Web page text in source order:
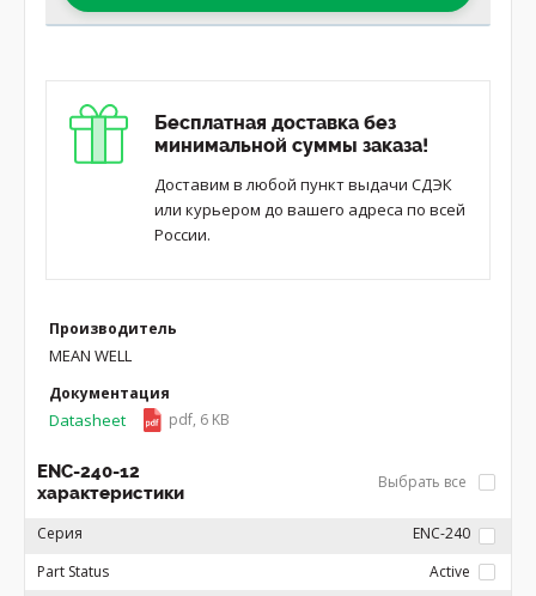
Бесплатная доставка без
минимальной суммы заказа!
Доставим в любой пункт выдачи СДЭК
или курьером до вашего адреса по всей
России.
Производитель
MEAN WELL
Документация
Datasheet pdf, 6 KB
ENC-240-12
характеристики
Выбрать все
Серия
ENC-240
Part Status
Active